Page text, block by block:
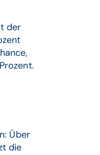
der
Über
die